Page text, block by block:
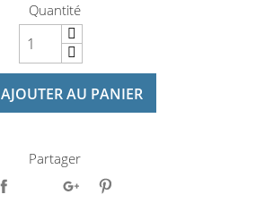
Quantité
AJOUTER AU PANIER
Partager